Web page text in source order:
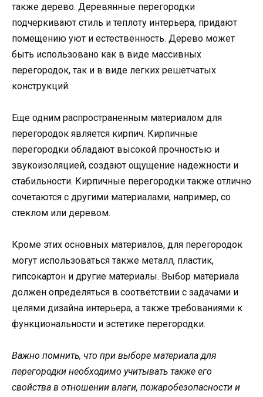
также дерево. Деревянные перегородки
подчеркивают стиль и теплоту интерьера, придают
помещению уют и естественность. Дерево может
быть использовано как в виде массивных
перегородок, так и в виде легких решетчатых
конструкций.
Еще одним распространенным материалом для
перегородок является кирпич. Кирпичные
перегородки обладают высокой прочностью и
звукоизоляцией, создают ощущение надежности и
стабильности. Кирпичные перегородки также отлично
сочетаются с другими материалами, например, со
стеклом или деревом.
Кроме этих основных материалов, для перегородок
могут использоваться также металл, пластик,
гипсокартон и другие материалы. Выбор материала
должен определяться в соответствии с задачами и
целями дизайна интерьера, а также требованиями к
функциональности и эстетике перегородки.
Важно помнить, что при выборе материала для
перегородки необходимо учитывать также его
свойства в отношении влаги, пожаробезопасности и